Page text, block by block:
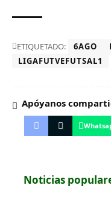
ETIQUETADO: 6AGO
LIGAFUTVEFUTSAL1
Apóyanos
Noticias